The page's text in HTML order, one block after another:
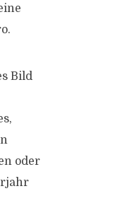
Bild
oder